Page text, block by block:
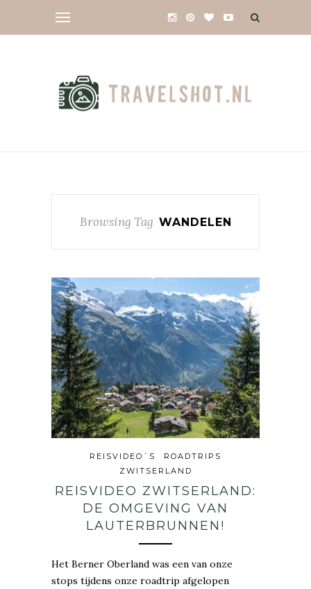
Browsing Tag WANDELEN
REISVIDEO´S
ROADTRIPS
ZWITSERLAND
REISVIDEO ZWITSERLAND:
DE OMGEVING VAN
LAUTERBRUNNEN!
Het Berner Oberland was een van onze
stops tijdens onze roadtrip afgelopen